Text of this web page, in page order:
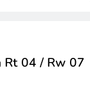
Rt 04 / Rw 07